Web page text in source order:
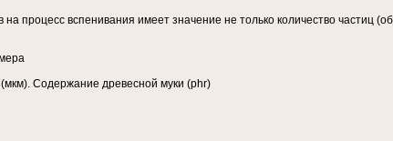
процесс вспенивания имеет значение не только количество частиц
Содержание древесной муки (phr)